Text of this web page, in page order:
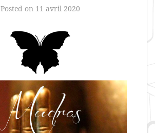
Posted on 11 avril 2020